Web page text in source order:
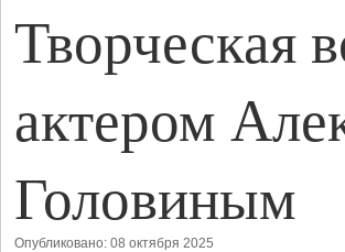
Творческая
актером
Головиным
Опубликовано: 08 октября 2025